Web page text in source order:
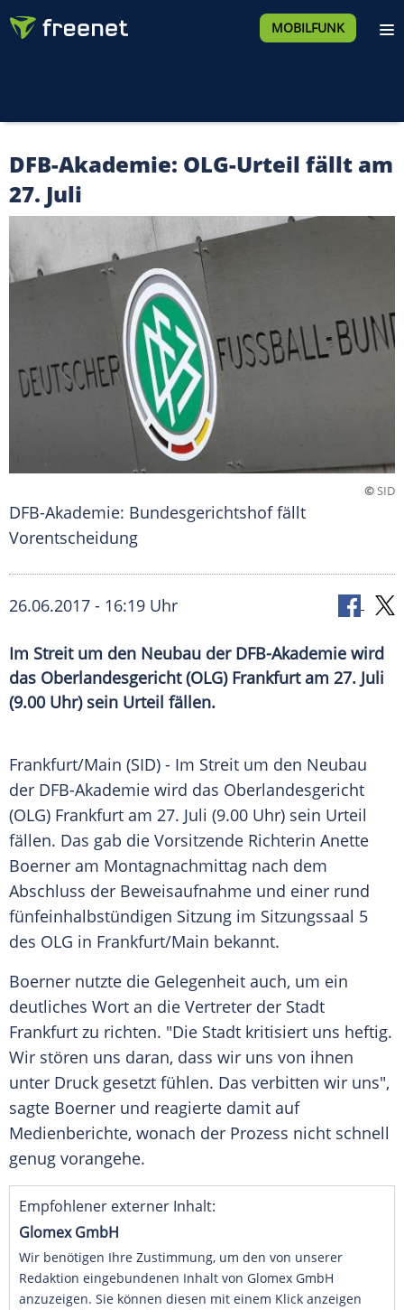
MOBILFUNK
DFB-Akademie: OLG-Urteil fällt am
27. Juli
©SID
DFB-Akademie: Bundesgerichtshof fällt
Vorentscheidung
26.06.2017 - 16:19 Uhr
Im Streit um den Neubau der DFB-Akademie wird
das Oberlandesgericht (OLG) Frankfurt am 27. Juli
(9.00 Uhr) sein Urteil fällen.
Frankfurt/Main (SID) - Im Streit um den Neubau
der DFB-Akademie wird das Oberlandesgericht
(OLG) Frankfurt am 27. Juli (9.00 Uhr) sein Urteil
fällen. Das gab die Vorsitzende Richterin Anette
Boerner am Montagnachmittag nach dem
Abschluss der Beweisaufnahme und einer rund
fünfeinhalbstündigen Sitzung im Sitzungssaal 5
des OLG in Frankfurt/Main bekannt.
Boerner nutzte die Gelegenheit auch, um ein
deutliches Wort an die Vertreter der Stadt
Frankfurt zu richten. "Die Stadt kritisiert uns heftig.
Wir stören uns daran, dass wir uns von ihnen
unter Druck gesetzt fühlen. Das verbitten wir uns",
sagte Boerner und reagierte damit auf
Medienberichte, wonach der Prozess nicht schnell
genug vorangehe.
Empfohlener externer Inhalt:
Glomex GmbH
Wir benötigen Ihre Zustimmung, um den von unserer
Redaktion eingebundenen Inhalt von Glomex GmbH
anzuzeigen. Sie können diesen mit einem Klick anzeigen